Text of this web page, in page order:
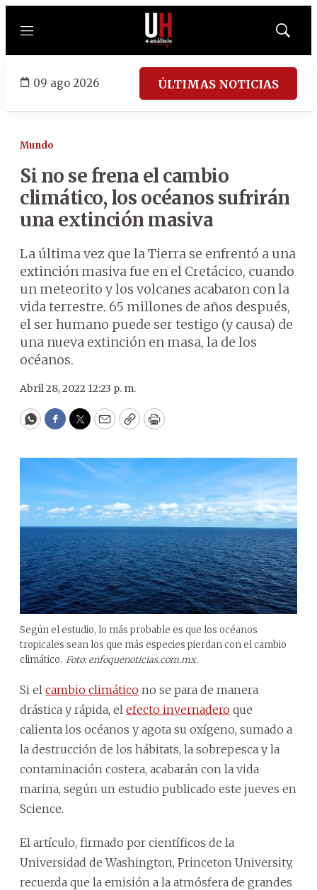
Menú
Mostrar
09 ago 2026 ÚLTIMAS NOTICIAS
Mundo
Si no se frena el cambio
climático, los océanos sufrirán
una extinción masiva
La última vez que la Tierra se enfrentó a una
extinción masiva fue en el Cretácico, cuando
un meteorito y los volcanes acabaron con la
vida terrestre. 65 millones de años después,
el ser humano puede ser testigo (y causa) de
una nueva extinción en masa, la de los
océanos.
Abril 28, 2022 12:23 p. m.
WhatsApp
Facebook
Twitter
EmailCopyPrint
Según el estudio, lo más probable es que los océanos
tropicales sean los que más especies pierdan con el cambio
climático. Foto: enfoquenoticias.com.mx.
Si el cambio climático no se para de manera
drástica y rápida, el efecto invernadero que
calienta los océanos y agota su oxígeno, sumado a
la destrucción de los hábitats, la sobrepesca y la
contaminación costera, acabarán con la vida
marina, según un estudio publicado este jueves en
Science.
El artículo, firmado por científicos de la
Universidad de Washington, Princeton University,
recuerda que la emisión a la atmósfera de grandes